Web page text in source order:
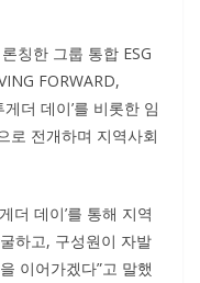
칭한 그룹 통합 ESG
FORWARD,
더 데이’를 비롯한 임
로 전개하며 지역사회
더 데이’를 통해 지역
하고, 구성원이 자발
이어가겠다”고 말했